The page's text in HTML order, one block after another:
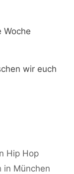
Woche
wir euch
Hip Hop
in München